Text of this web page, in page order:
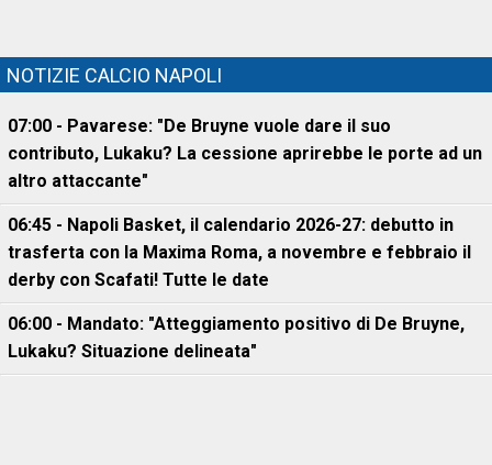
NOTIZIE CALCIO NAPOLI
07:00 - Pavarese: "De Bruyne vuole dare il suo
contributo, Lukaku? La cessione aprirebbe le porte ad un
altro attaccante"
06:45 - Napoli Basket, il calendario 2026-27: debutto in
trasferta con la Maxima Roma, a novembre e febbraio il
derby con Scafati! Tutte le date
06:00 - Mandato: "Atteggiamento positivo di De Bruyne,
Lukaku? Situazione delineata"